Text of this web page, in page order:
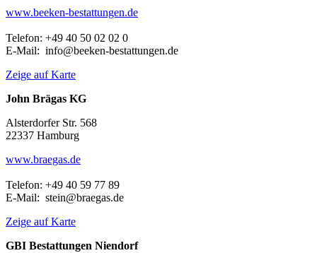
www.beeken-bestattungen.de
Telefon: +49 40 50 02 02 0
E-Mail: info@beeken-bestattungen.de
Zeige auf Karte
John Brägas KG
Alsterdorfer Str. 568
22337 Hamburg
www.braegas.de
Telefon: +49 40 59 77 89
E-Mail: stein@braegas.de
Zeige auf Karte
GBI Bestattungen Niendorf